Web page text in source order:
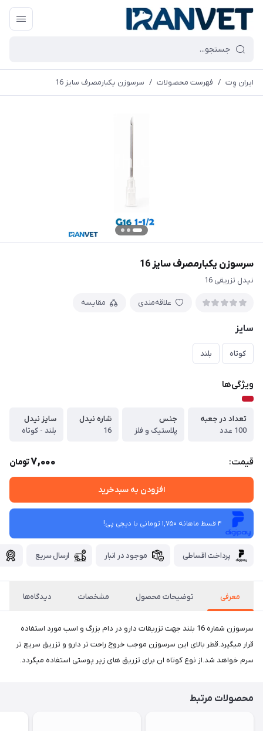
ایران وِت / فهرست محصولات / سرسوزن یکبارمصرف سایز 16
سرسوزن یکبارمصرف سایز 16
نیدل تزریقی 16
علاقه‌مندی مقایسه
سایز
کوتاه بلند
ویژگی‌ها
تعداد در جعبه
100 عدد
جنس
پلاستیک و فلز
شاره نیدل
16
سایز نیدل
بلند - کوتاه
قیمت: 7,000تومان
افزودن به سبدخرید
4 قسط ماهانه 1,750 تومانی با دیجی ‌پی!
پرداخت اقساطی موجود در انبار ارسال سریع
معرفی توضیحات محصول مشخصات دیدگاه‌ها
سرسوزن شماره 16 بلند جهت تزریقات دارو در دام بزرگ و اسب مورد استفاده
قرار میگیرد.قطر بالای این سرسوزن موجب خروج راحت تر دارو و تزریق سریع تر
سرم خواهد شد.از نوع کوتاه ان برای تزریق های زیر پوستی استفاده میگردد.
محصولات مرتبط